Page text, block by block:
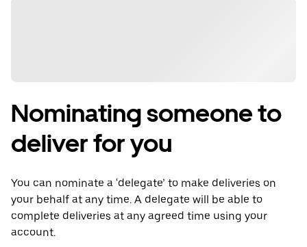
Nominating someone to
deliver for you
You can nominate a ‘delegate’ to make deliveries on
your behalf at any time. A delegate will be able to
complete deliveries at any agreed time using your
account.